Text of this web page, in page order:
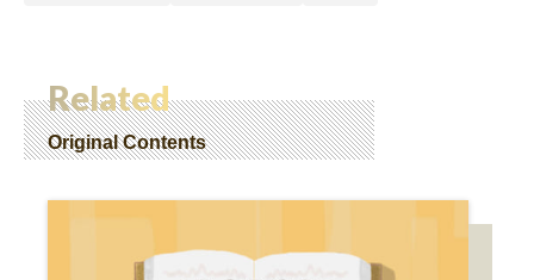
Related
Original Contents